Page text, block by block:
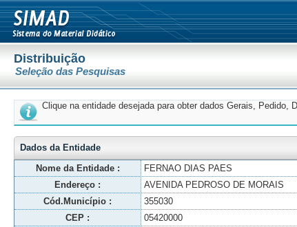
Distribuição
Seleção das Pesquisas
Clique na entidade desejada para obter dados Gerais, Pedido,
Dados da Entidade
Nome da Entidade :
FERNAO DIAS PAES
Endereço :
AVENIDA PEDROSO DE MORAIS
Cód.Município :
355030
CEP :
05420000